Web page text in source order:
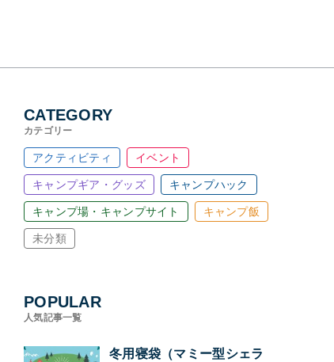
CATEGORY
カテゴリー
アクティビティ イベント
キャンプギア・グッズ キャンプハック
キャンプ場・キャンプサイト キャンプ飯
未分類
POPULAR
人気記事一覧
冬用寝袋（マミー型シェラ